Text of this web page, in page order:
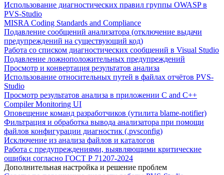
Использование диагностических правил группы OWASP в
PVS-Studio
MISRA Coding Standards and Compliance
Подавление сообщений анализатора (отключение выдачи
предупреждений на существующий код)
Работа со списком диагностических сообщений в Visual Studio
Подавление ложноположительных предупреждений
Просмотр и конвертация результатов анализа
Использование относительных путей в файлах отчётов PVS-
Studio
Просмотр результатов анализа в приложении C and C++
Compiler Monitoring UI
Оповещение команд разработчиков (утилита blame-notifier)
Фильтрация и обработка вывода анализатора при помощи
файлов конфигурации диагностик (.pvsconfig)
Исключение из анализа файлов и каталогов
Работа с предупреждениями, выявляющими критические
ошибки согласно ГОСТ Р 71207-2024
Дополнительная настройка и решение проблем